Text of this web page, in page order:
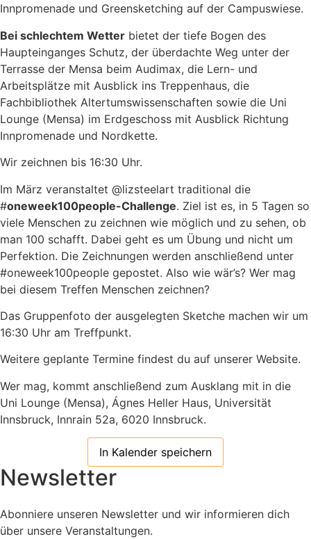
Innpromenade und Greensketching auf der Campuswiese.
Bei schlechtem Wetter bietet der tiefe Bogen des
Haupteinganges Schutz, der überdachte Weg unter der
Terrasse der Mensa beim Audimax, die Lern- und
Arbeitsplätze mit Ausblick ins Treppenhaus, die
Fachbibliothek Altertumswissenschaften sowie die Uni
Lounge (Mensa) im Erdgeschoss mit Ausblick Richtung
Innpromenade und Nordkette.
Wir zeichnen bis 16:30 Uhr.
Im März veranstaltet @lizsteelart traditional die
#oneweek100people-Challenge. Ziel ist es, in 5 Tagen so
viele Menschen zu zeichnen wie möglich und zu sehen, ob
man 100 schafft. Dabei geht es um Übung und nicht um
Perfektion. Die Zeichnungen werden anschließend unter
#oneweek100people gepostet. Also wie wär’s? Wer mag
bei diesem Treffen Menschen zeichnen?
Das Gruppenfoto der ausgelegten Sketche machen wir um
16:30 Uhr am Treffpunkt.
Weitere geplante Termine findest du auf unserer Website.
Wer mag, kommt anschließend zum Ausklang mit in die
Uni Lounge (Mensa), Ágnes Heller Haus, Universität
Innsbruck, Innrain 52a, 6020 Innsbruck.
In Kalender speichern
Newsletter
Abonniere unseren Newsletter und wir informieren dich
über unsere Veranstaltungen.